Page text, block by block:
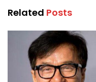
Related Posts